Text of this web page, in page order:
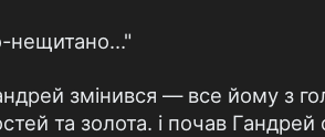
нещитано…"
змінився — все йому з
та золота. і почав